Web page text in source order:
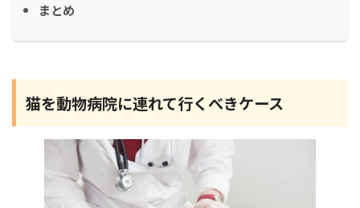
まとめ
猫を動物病院に連れて行くべきケース